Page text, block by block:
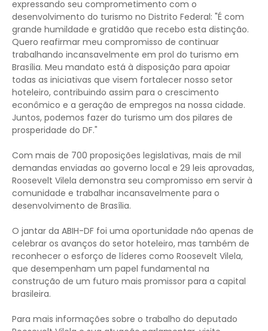
expressando seu comprometimento com o
desenvolvimento do turismo no Distrito Federal: "É com
grande humildade e gratidão que recebo esta distinção.
Quero reafirmar meu compromisso de continuar
trabalhando incansavelmente em prol do turismo em
Brasília. Meu mandato está à disposição para apoiar
todas as iniciativas que visem fortalecer nosso setor
hoteleiro, contribuindo assim para o crescimento
econômico e a geração de empregos na nossa cidade.
Juntos, podemos fazer do turismo um dos pilares de
prosperidade do DF."
Com mais de 700 proposições legislativas, mais de mil
demandas enviadas ao governo local e 29 leis aprovadas,
Roosevelt Vilela demonstra seu compromisso em servir à
comunidade e trabalhar incansavelmente para o
desenvolvimento de Brasília.
O jantar da ABIH-DF foi uma oportunidade não apenas de
celebrar os avanços do setor hoteleiro, mas também de
reconhecer o esforço de líderes como Roosevelt Vilela,
que desempenham um papel fundamental na
construção de um futuro mais promissor para a capital
brasileira.
Para mais informações sobre o trabalho do deputado